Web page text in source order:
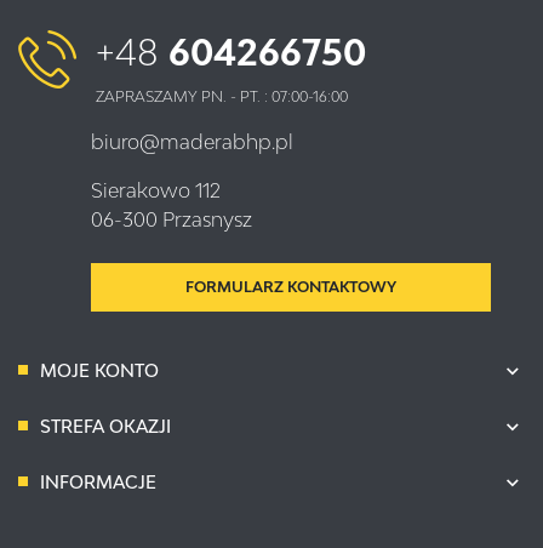
MOJE KONTO
STREFA OKAZJI
INFORMACJE
+48 604266750
ZAPRASZAMY PN. - PT. : 07:00-16:00
biuro@maderabhp.pl
Sierakowo 112
06-300 Przasnysz
FORMULARZ KONTAKTOWY